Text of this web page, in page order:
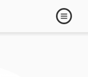
öffnen